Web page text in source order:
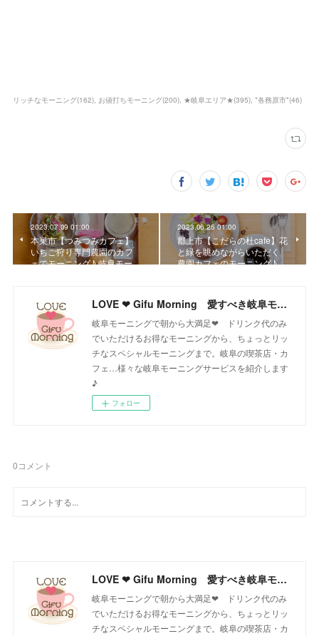
リッチなモーニング(162) お値打ちモーニング(200) ★岐阜エリア★(395) *各務原市*(46)
2023.07.09 01:00
本巣市【つみつみカフェ】
いちご狩り専門農園のカフ
ェでモーニング♪ 岐阜モー…
2023.06.25 01:00
郡上市【こだらの杜cafe】花
と緑を眺めながらいただく
農園カフェのモーニング♪ …
LOVE ❤ Gifu Morning 愛すべき岐阜モーニング♪
岐阜モーニングで朝から大満足❤ ドリンク代のみ
でいただけるお得なモーニングから、ちょっとリッ
チなスペシャルモーニングまで。岐阜の喫茶店・カ
フェ…様々な岐阜モーニングサービスを紹介します
♪
フォロー
0コメント
LOVE ❤ Gifu Morning 愛すべき岐阜モーニング♪
岐阜モーニングで朝から大満足❤ ドリンク代のみ
でいただけるお得なモーニングから、ちょっとリッ
チなスペシャルモーニングまで。岐阜の喫茶店・カ